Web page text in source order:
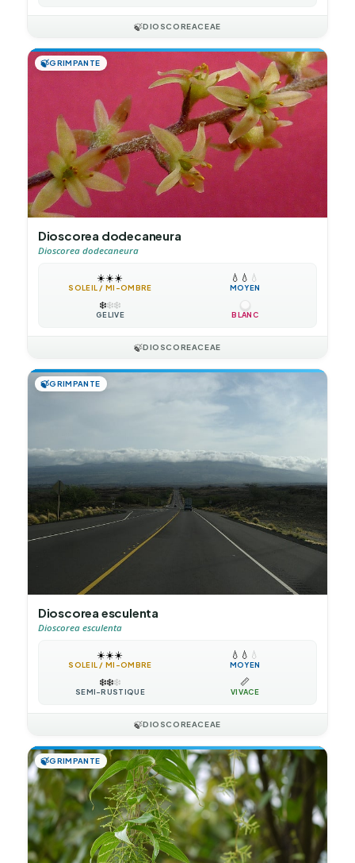
🍃DIOSCOREACEAE
🍃GRIMPANTE
Dioscorea dodecaneura
Dioscorea dodecaneura
☀️☀️☀️
SOLEIL / MI-OMBRE
💧 💧 💧
MOYEN
❄️❄️❄️
GÉLIVE BLANC
🍃DIOSCOREACEAE
🍃GRIMPANTE
Dioscorea esculenta
Dioscorea esculenta
☀️☀️☀️
SOLEIL / MI-OMBRE
💧 💧 💧
MOYEN
❄️❄️❄️
SEMI-RUSTIQUE
📏
VIVACE
🍃DIOSCOREACEAE
🍃GRIMPANTE